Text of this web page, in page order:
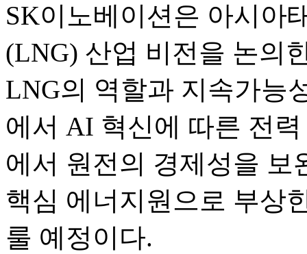
SK이노베이션은 아시아
(LNG) 산업 비전을 논의
LNG의 역할과 지속가능
에서 AI 혁신에 따른 전
에서 원전의 경제성을 보
핵심 에너지원으로 부상
룰 예정이다.